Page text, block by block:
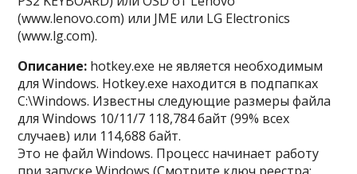
(www.lenovo.com) или JME или LG Electronics
(www.lg.com).
Описание: hotkey.exe не является необходимым
для Windows. Hotkey.exe находится в подпапках
C:\Windows. Известны следующие размеры файла
для Windows 10/11/7 118,784 байт (99% всех
случаев) или 114,688 байт.
Это не файл Windows. Процесс начинает работу